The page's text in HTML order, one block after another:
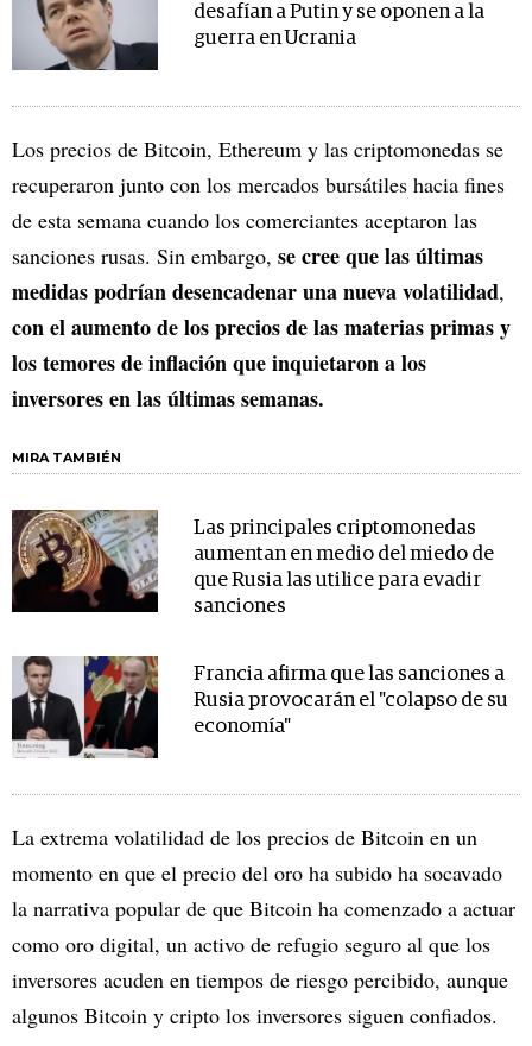
desafían a Putin y se oponen a la
guerra en Ucrania
Los precios de Bitcoin, Ethereum y las criptomonedas se
recuperaron junto con los mercados bursátiles hacia fines
de esta semana cuando los comerciantes aceptaron las
sanciones rusas. Sin embargo, se cree que las últimas
medidas podrían desencadenar una nueva volatilidad,
con el aumento de los precios de las materias primas y
los temores de inflación que inquietaron a los
inversores en las últimas semanas.
MIRA TAMBIÉN
Las principales criptomonedas
aumentan en medio del miedo de
que Rusia las utilice para evadir
sanciones
Francia afirma que las sanciones a
Rusia provocarán el "colapso de su
economía"
La extrema volatilidad de los precios de Bitcoin en un
momento en que el precio del oro ha subido ha socavado
la narrativa popular de que Bitcoin ha comenzado a actuar
como oro digital, un activo de refugio seguro al que los
inversores acuden en tiempos de riesgo percibido, aunque
algunos Bitcoin y cripto los inversores siguen confiados.